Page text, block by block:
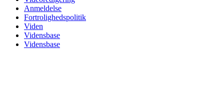
Anmeldelse
Fortrolighedspolitik
Viden
Vidensbase
Vidensbase